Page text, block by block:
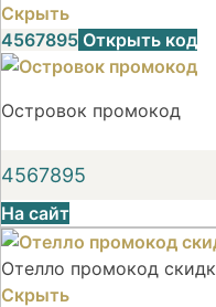
Скрыть
4567895 Открыть код
Островок промокод
4567895
На сайт
Отелло промокод
Скрыть